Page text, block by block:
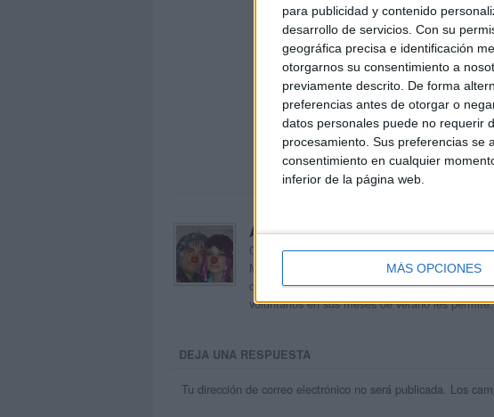
para publicidad y contenido
desarrollo de servicios. Con su
geográfica precisa e identificación
otorgarnos su consentimiento a
previamente descrito. De forma
preferencias antes de otorgar o
datos personales puede no requerir
procesamiento. Sus preferencias se
consentimiento en cualquier
inferior de la página web.
MÁS OPCIONES
Acerca de orientacionandujar
Orientación Andújar no es solo un blog, es la
Maribel, que además de ser pareja, son los
dentro del blog y en el cual, vuelcan la mayor
voluntarios en sus meses de verano les permite.
DEJA UNA RESPUESTA
Tu dirección de correo electrónico no será publicada. Los